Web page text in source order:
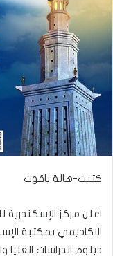
كتبت-هالة ياقوت
اعلن مركز الإسكندرية
الاكاديمي بمكتبة
دبلوم الدراسات العليا